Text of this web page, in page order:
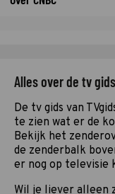
Alles over de tv gids
De tv gids van
te zien wat er de
Bekijk het
de zenderbalk
er nog op televisie
Wil je liever alleen